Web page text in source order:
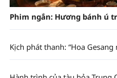
Phim ngắn: Hương bánh ú
Kịch phát thanh: “Hoa